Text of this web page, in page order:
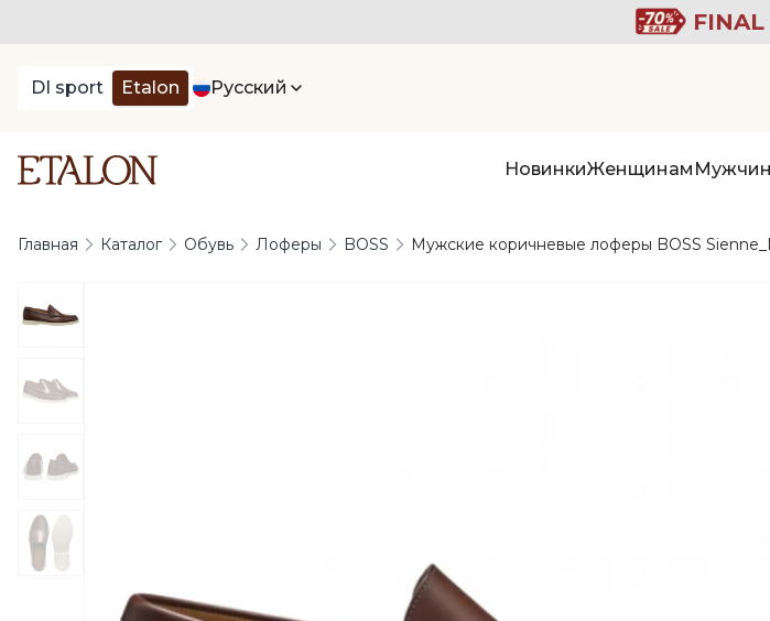
FINAL
DI sport Etalon Русский
НовинкиЖенщинам
Главная Каталог Обувь Лоферы BOSS Мужские коричневые лоферы BOSS